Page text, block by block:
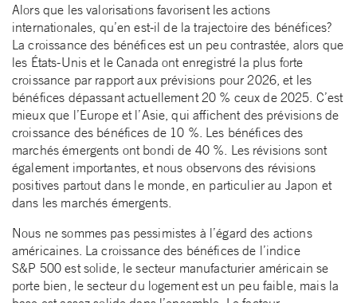
Alors que les valorisations favorisent les actions
internationales, qu’en est-il de la trajectoire des bénéfices?
La croissance des bénéfices est un peu contrastée, alors que
les États-Unis et le Canada ont enregistré la plus forte
croissance par rapport aux prévisions pour 2026, et les
bénéfices dépassant actuellement 20 % ceux de 2025. C’est
mieux que l’Europe et l’Asie, qui affichent des prévisions de
croissance des bénéfices de 10 %. Les bénéfices des
marchés émergents ont bondi de 40 %. Les révisions sont
également importantes, et nous observons des révisions
positives partout dans le monde, en particulier au Japon et
dans les marchés émergents.
Nous ne sommes pas pessimistes à l’égard des actions
américaines. La croissance des bénéfices de l’indice
S&P 500 est solide, le secteur manufacturier américain se
porte bien, le secteur du logement est un peu faible, mais la